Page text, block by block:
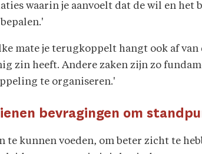
waarin je aanvoelt dat de wil en
mate je terugkoppelt hangt ook af
zin heeft. Andere zaken zijn zo
te organiseren.'
bevragingen om
te kunnen voeden, om beter zicht te